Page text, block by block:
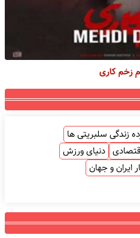
زخم کاری
زندگی سلبریتی ها
دنیای ورزش
ایران و جهان